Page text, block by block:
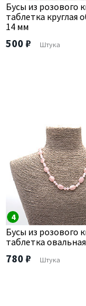
Бусы из розового
таблетка круглая
14 мм
500 ₽ Штука
4
Бусы из розового
таблетка
780 ₽ Штука